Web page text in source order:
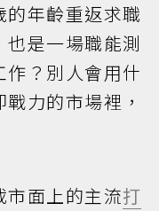
年齡重返求職
是一場職能測
？別人會用什
力的市場裡，
市面上的主流打